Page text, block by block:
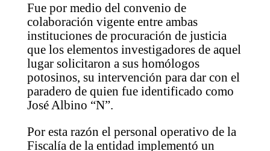
Fue por medio del convenio de
colaboración vigente entre ambas
instituciones de procuración de justicia
que los elementos investigadores de aquel
lugar solicitaron a sus homólogos
potosinos, su intervención para dar con el
paradero de quien fue identificado como
José Albino “N”.
Por esta razón el personal operativo de la
Fiscalía de la entidad implementó un